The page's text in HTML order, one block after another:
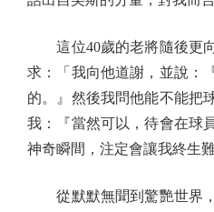
這位40歲的老將隨後更
求：「我向他道謝，並說：
的。』然後我問他能不能把
我：『當然可以，待會在球
神奇瞬間，注定會讓我終生難
從默默無聞到驚艷世界，